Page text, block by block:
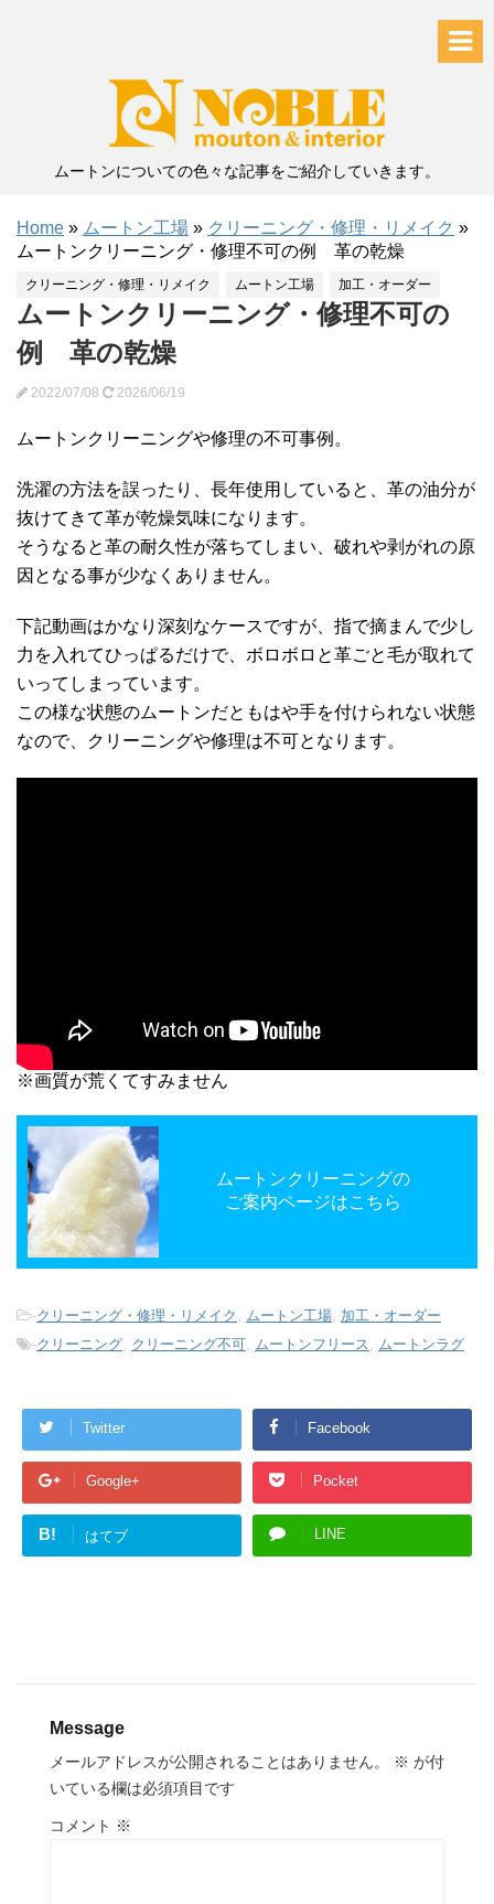
ムートンについての色々な記事をご紹介していきます。
Home » ムートン工場 » クリーニング・修理・リメイク »
ムートンクリーニング・修理不可の例 革の乾燥
クリーニング・修理・リメイク ムートン工場 加工・オーダー
ムートンクリーニング・修理不可の
例 革の乾燥
2022/07/08 2026/06/19
ムートンクリーニングや修理の不可事例。
洗濯の方法を誤ったり、長年使用していると、革の油分が
抜けてきて革が乾燥気味になります。
そうなると革の耐久性が落ちてしまい、破れや剥がれの原
因となる事が少なくありません。
下記動画はかなり深刻なケースですが、指で摘まんで少し
力を入れてひっぱるだけで、ボロボロと革ごと毛が取れて
いってしまっています。
この様な状態のムートンだともはや手を付けられない状態
なので、クリーニングや修理は不可となります。
※画質が荒くてすみません
ムートンクリーニングの
ご案内ページはこちら
-クリーニング・修理・リメイク , ムートン工場, 加工・オーダー
-クリーニング, クリーニング不可, ムートンフリース, ムートンラグ
Twitter Facebook
Google+ Pocket
B! はてブ LINE
Message
メールアドレスが公開されることはありません。 ※ が付
いている欄は必須項目です
コメント ※